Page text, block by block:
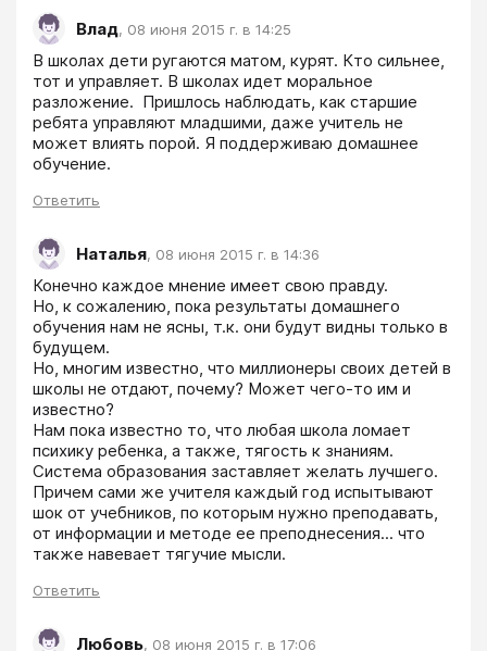
Влад, 08 июня 2015 г. в 14:25
В школах дети ругаются матом, курят. Кто сильнее,
тот и управляет. В школах идет моральное
разложение.  Пришлось наблюдать, как старшие
ребята управляют младшими, даже учитель не
может влиять порой. Я поддерживаю домашнее
обучение.
Ответить
Наталья, 08 июня 2015 г. в 14:36
Конечно каждое мнение имеет свою правду.
Но, к сожалению, пока результаты домашнего
обучения нам не ясны, т.к. они будут видны только в
будущем.
Но, многим известно, что миллионеры своих детей в
школы не отдают, почему? Может чего-то им и
известно?
Нам пока известно то, что любая школа ломает
психику ребенка, а также, тягость к знаниям.
Система образования заставляет желать лучшего.
Причем сами же учителя каждый год испытывают
шок от учебников, по которым нужно преподавать,
от информации и методе ее преподнесения... что
также навевает тягучие мысли.
Ответить
Любовь, 08 июня 2015 г. в 17:06